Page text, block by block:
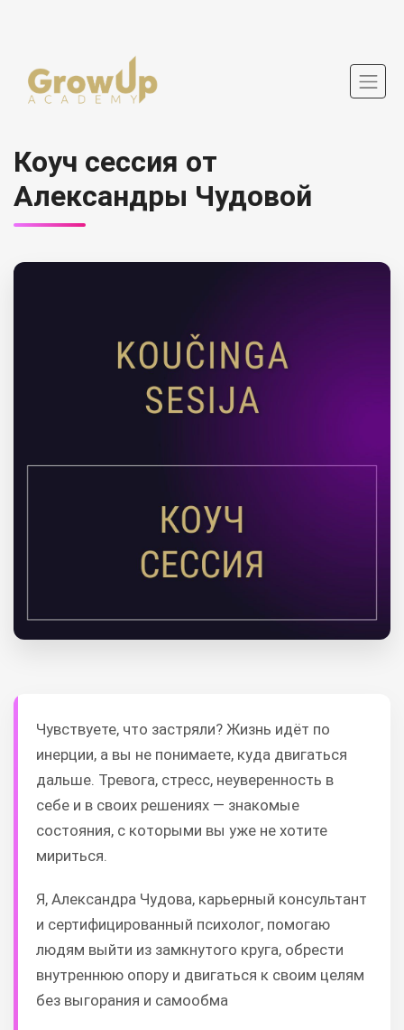
Коуч сессия от
Александры Чудовой
Чувствуете, что застряли? Жизнь идёт по
инерции, а вы не понимаете, куда двигаться
дальше. Тревога, стресс, неуверенность в
себе и в своих решениях — знакомые
состояния, с которыми вы уже не хотите
мириться.
Я, Александра Чудова, карьерный консультант
и сертифицированный психолог, помогаю
людям выйти из замкнутого круга, обрести
внутреннюю опору и двигаться к своим целям
без выгорания и самообма